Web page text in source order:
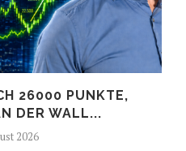
26000 PUNKTE,
DER WALL...
2026